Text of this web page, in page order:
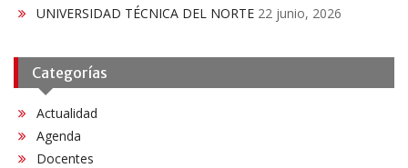
UNIVERSIDAD TÉCNICA DEL NORTE 22 junio, 2026
Categorías
Actualidad
Agenda
Docentes